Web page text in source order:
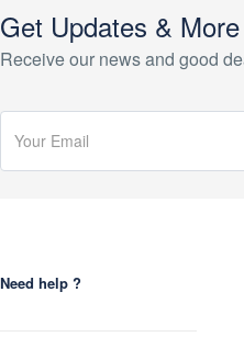
Get Updates & More
Receive our news and good
Need help ?